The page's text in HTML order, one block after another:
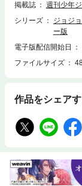
掲載誌
週刊少年
シリーズ
ジョジ
ー版
電子版配信開始日
ファイルサイズ
作品をシェア